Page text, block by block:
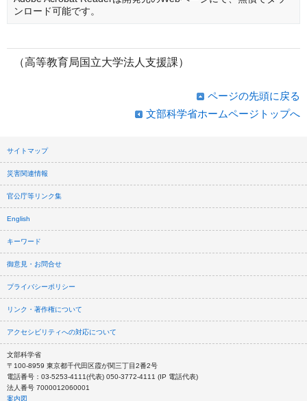
ンロード可能です。
（高等教育局国立大学法人支援課）
ページの先頭に戻る
文部科学省ホームページトップへ
サイトマップ
災害関連情報
官公庁等リンク集
English
キーワード
御意見・お問合せ
プライバシーポリシー
リンク・著作権について
アクセシビリティへの対応について
文部科学省
〒100-8959 東京都千代田区霞が関三丁目2番2号
電話番号：03-5253-4111(代表) 050-3772-4111 (IP 電話代表)
法人番号 7000012060001
案内図